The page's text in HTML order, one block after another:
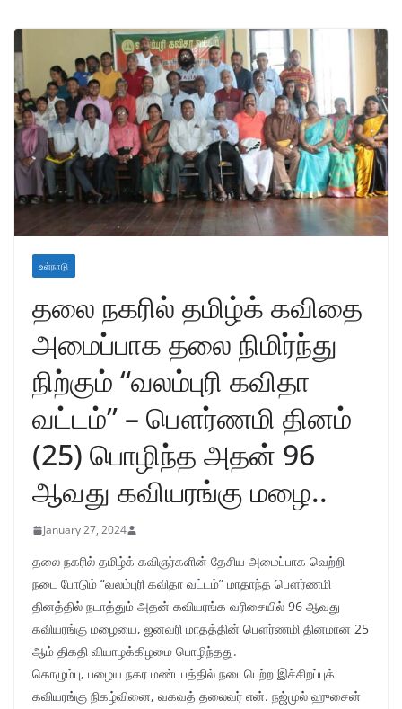
உள்நாடு
தலை நகரில் தமிழ்க் கவிதை
அமைப்பாக தலை நிமிர்ந்து
நிற்கும் “வலம்புரி கவிதா
வட்டம்” – பௌர்ணமி தினம்
(25) பொழிந்த அதன் 96
ஆவது கவியரங்கு மழை..
January 27, 2024
தலை நகரில் தமிழ்க் கவிஞர்களின் தேசிய அமைப்பாக வெற்றி
நடை போடும் “வலம்புரி கவிதா வட்டம்” மாதாந்த பௌர்ணமி
தினத்தில் நடாத்தும் அதன் கவியரங்க வரிசையில் 96 ஆவது
கவியரங்கு மழையை, ஜனவரி மாதத்தின் பௌர்ணமி தினமான 25
ஆம் திகதி வியாழக்கிழமை பொழிந்தது.
கொழும்பு, பழைய நகர மண்டபத்தில் நடைபெற்ற இச்சிறப்புக்
கவியரங்கு நிகழ்வினை, வகவத் தலைவர் என். நஜ்முல் ஹுசைன்